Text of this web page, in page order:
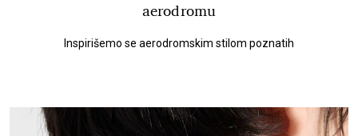
aerodromu
Inspirišemo se aerodromskim stilom poznatih